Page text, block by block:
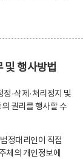
및 행사방법
·삭제·처리정지 및
권리를 행사할 수
정대리인이 직접
체의 개인정보에